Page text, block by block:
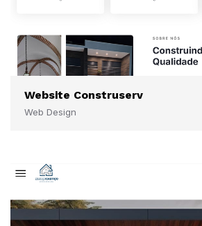
Website Construserv
Web Design